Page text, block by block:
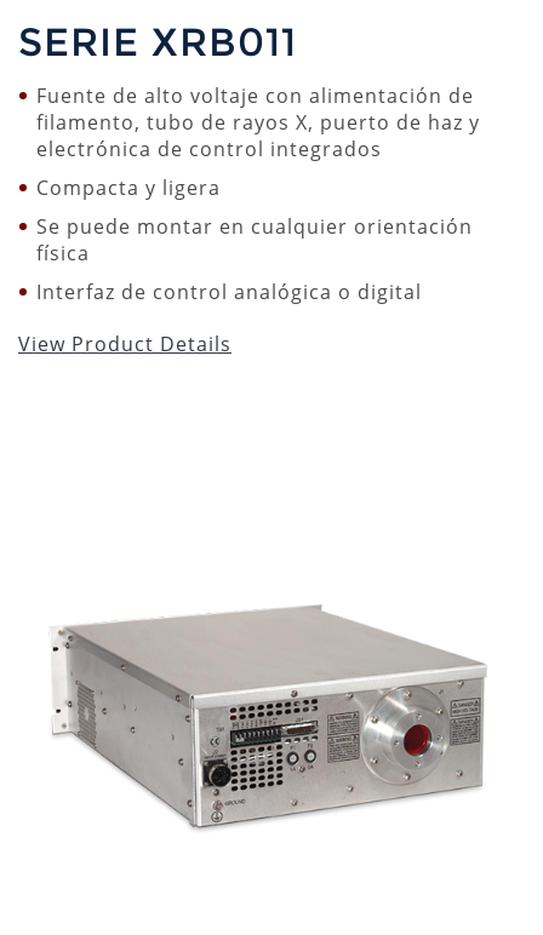
SERIE XRB011
Fuente de alto voltaje con alimentación de
filamento, tubo de rayos X, puerto de haz y
electrónica de control integrados
Compacta y ligera
Se puede montar en cualquier orientación
física
Interfaz de control analógica o digital
View Product Details